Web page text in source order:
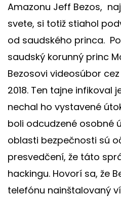
Amazonu Jeff Bezos,
svete, si totiž stiahol
od saudského princa.
saudský korunný princ
Bezosovi videosúbor
2018. Ten tajne infikoval
nechal ho vystavené
boli odcudzené osobné
oblasti bezpečnosti sú
presvedčení, že táto
hackingu. Hovorí sa, že
telefónu nainštalovaný